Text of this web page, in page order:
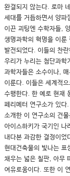
완결되지 않는다. 로마
세대를 거듭하면서 양파
이끈 괴팅엔 수학자들,
생명과학의 혁명을 이룬
발전되었다. 이들의 찬
우리가 누리는 첨단과학
과학자들은 소수이나,
이룬다. 이들은 세계적
수행한다. 한 예로 현재
페리메터 연구소가 있다
소개한 이 연구소의 건
아이스하키가 국기인 나
내다본 과감한 결정이었
현대건축물의 빛나는 표
채우는 넓은 칠판, 아무
여유로움이다. 또한 이